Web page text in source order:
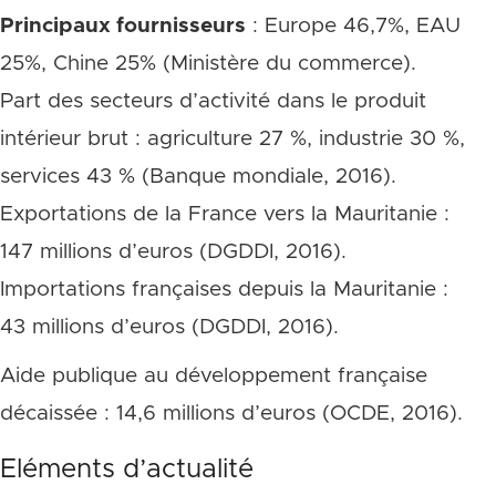
Principaux fournisseurs : Europe 46,7%, EAU
25%, Chine 25% (Ministère du commerce).
Part des secteurs d’activité dans le produit
intérieur brut : agriculture 27 %, industrie 30 %,
services 43 % (Banque mondiale, 2016).
Exportations de la France vers la Mauritanie :
147 millions d’euros (DGDDI, 2016).
Importations françaises depuis la Mauritanie :
43 millions d’euros (DGDDI, 2016).
Aide publique au développement française
décaissée : 14,6 millions d’euros (OCDE, 2016).
Eléments d’actualité